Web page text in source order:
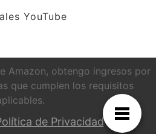
YouTube
Amazon, obtengo ingresos por
que cumplen los requisitos
de Privacidad